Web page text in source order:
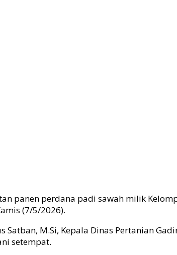
panen perdana padi sawah milik
(7/5/2026).
M.Si, Kepala Dinas Pertanian
setempat.